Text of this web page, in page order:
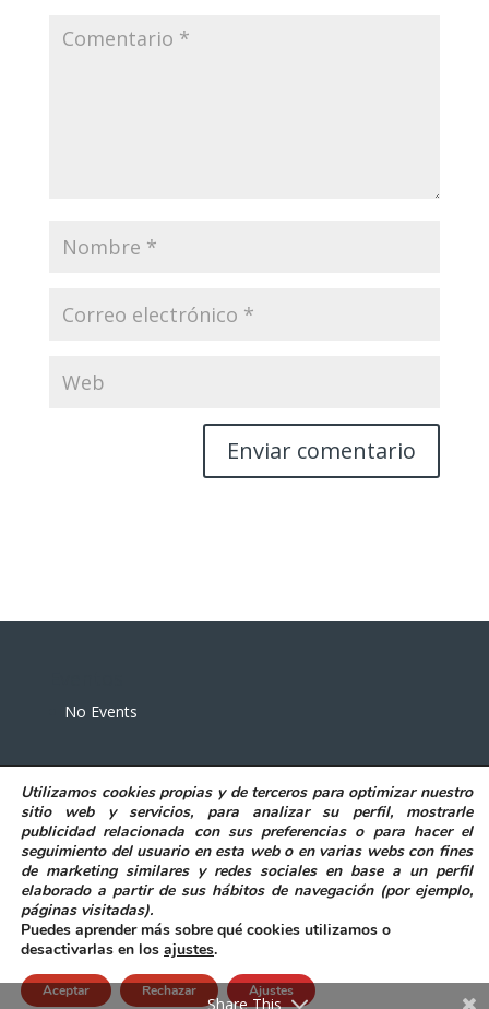
No Events
POLITICA DE PRIVACIDAD
AVISO LEGAL
POLITICA DE COOKIES
DECLARACIÓN DE ACCESIBILIDAD
@ Excmo. Ayuntamiento de Elda|
Utilizamos cookies propias y de terceros para optimizar nuestro
sitio web y servicios, para analizar su perfil, mostrarle
publicidad relacionada con sus preferencias o para hacer el
seguimiento del usuario en esta web o en varias webs con fines
de marketing similares y redes sociales en base a un perfil
elaborado a partir de sus hábitos de navegación (por ejemplo,
páginas visitadas).
Puedes aprender más sobre qué cookies utilizamos o
desactivarlas en los ajustes.
Aceptar Rechazar Ajustes
Share This